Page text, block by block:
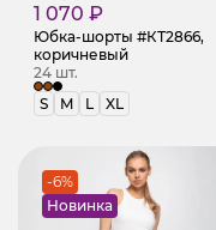
1 070 ₽
Юбка-шорты #КТ2866,
коричневый
24 шт.
S
M L XL
-6%
Новинка